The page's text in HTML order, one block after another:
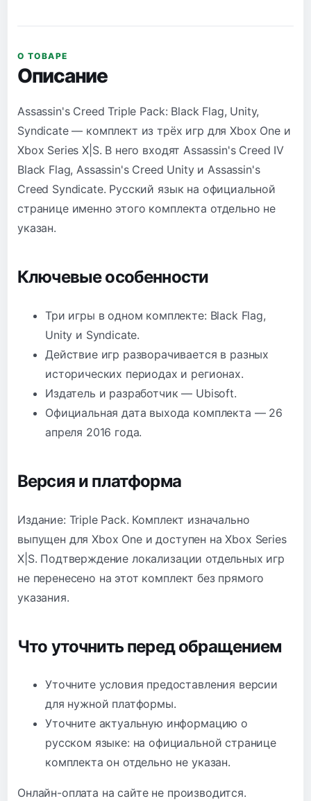
О ТОВАРЕ
Описание
Assassin's Creed Triple Pack: Black Flag, Unity,
Syndicate — комплект из трёх игр для Xbox One и
Xbox Series X|S. В него входят Assassin's Creed IV
Black Flag, Assassin's Creed Unity и Assassin's
Creed Syndicate. Русский язык на официальной
странице именно этого комплекта отдельно не
указан.
Ключевые особенности
Три игры в одном комплекте: Black Flag,
Unity и Syndicate.
Действие игр разворачивается в разных
исторических периодах и регионах.
Издатель и разработчик — Ubisoft.
Официальная дата выхода комплекта — 26
апреля 2016 года.
Версия и платформа
Издание: Triple Pack. Комплект изначально
выпущен для Xbox One и доступен на Xbox Series
X|S. Подтверждение локализации отдельных игр
не перенесено на этот комплект без прямого
указания.
Что уточнить перед обращением
Уточните условия предоставления версии
для нужной платформы.
Уточните актуальную информацию о
русском языке: на официальной странице
комплекта он отдельно не указан.
Онлайн-оплата на сайте не производится.